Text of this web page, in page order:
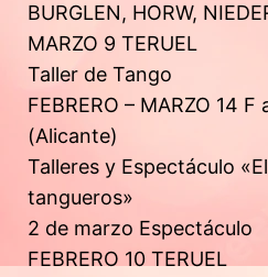
BURGLEN, HORW,
MARZO 9 TERUEL
Taller de Tango
FEBRERO – MARZO 14 F
(Alicante)
Talleres y Espectáculo
tangueros»
2 de marzo Espectáculo
FEBRERO 10 TERUEL